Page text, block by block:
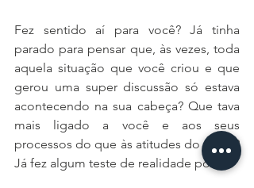
Fez sentido aí para você? Já tinha
parado para pensar que, às vezes, toda
aquela situação que você criou e que
gerou uma super discussão só estava
acontecendo na sua cabeça? Que tava
mais ligado a você e aos seus
processos do que às atitudes do outro?
Já fez algum teste de realidade por aí?